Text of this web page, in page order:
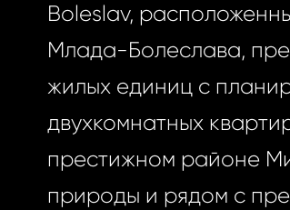
Boleslav,
Млада-Болеслава,
жилых единиц с
двухкомнатных
престижном районе
природы и рядом с